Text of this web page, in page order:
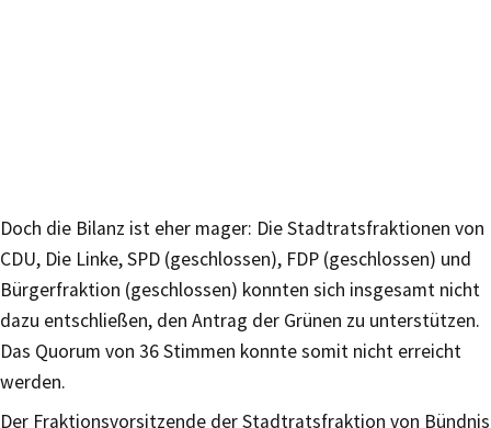
Doch die Bilanz ist eher mager: Die Stadtratsfraktionen von
CDU, Die Linke, SPD (geschlossen), FDP (geschlossen) und
Bürgerfraktion (geschlossen) konnten sich insgesamt nicht
dazu entschließen, den Antrag der Grünen zu unterstützen.
Das Quorum von 36 Stimmen konnte somit nicht erreicht
werden.
Der Fraktionsvorsitzende der Stadtratsfraktion von Bündnis